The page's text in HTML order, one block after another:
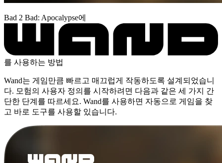
Bad 2 Bad: Apocalypse에
를 사용하는 방법
Wand는 게임만큼 빠르고 매끄럽게 작동하도록 설계되었습니
다. 모험의 사용자 정의를 시작하려면 다음과 같은 세 가지 간
단한 단계를 따르세요. Wand를 사용하면 자동으로 게임을 찾
고 바로 도구를 사용할 있습니다.